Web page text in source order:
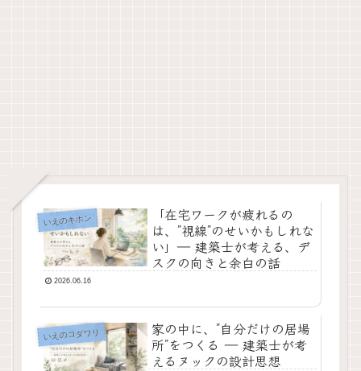
いえのキホン
「在宅ワークが疲れるの
は、”視線”のせいかもしれな
い」― 建築士が考える、デ
スクの向きと余白の話
2026.06.16
いえのコダワリ
家の中に、”自分だけの居場
所”をつくる ― 建築士が考
えるヌックの設計思想